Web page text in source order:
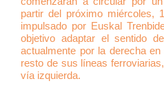
partir del próximo miércoles,
impulsado por Euskal
objetivo adaptar el sentido
actualmente por la derecha
resto de sus líneas
vía izquierda.